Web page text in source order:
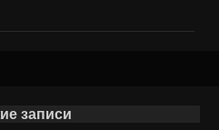
записи